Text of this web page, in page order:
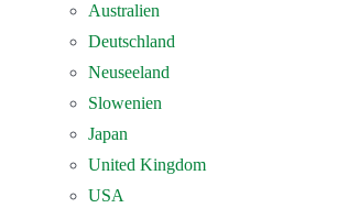
Australien
Deutschland
Neuseeland
Slowenien
Japan
United Kingdom
USA